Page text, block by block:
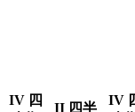
IV 四
II 四半
IV